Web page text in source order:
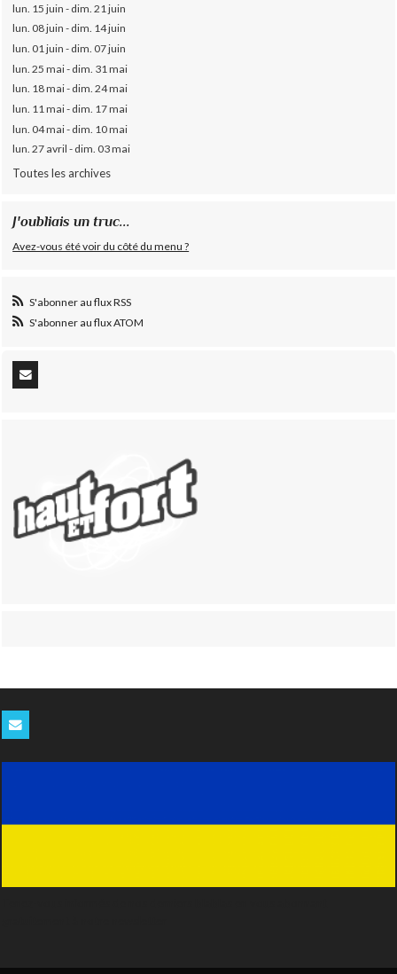
lun. 15 juin - dim. 21 juin
lun. 08 juin - dim. 14 juin
lun. 01 juin - dim. 07 juin
lun. 25 mai - dim. 31 mai
lun. 18 mai - dim. 24 mai
lun. 11 mai - dim. 17 mai
lun. 04 mai - dim. 10 mai
lun. 27 avril - dim. 03 mai
Toutes les archives
J'oubliais un truc...
Avez-vous été voir du côté du menu ?
S'abonner au flux RSS
S'abonner au flux ATOM